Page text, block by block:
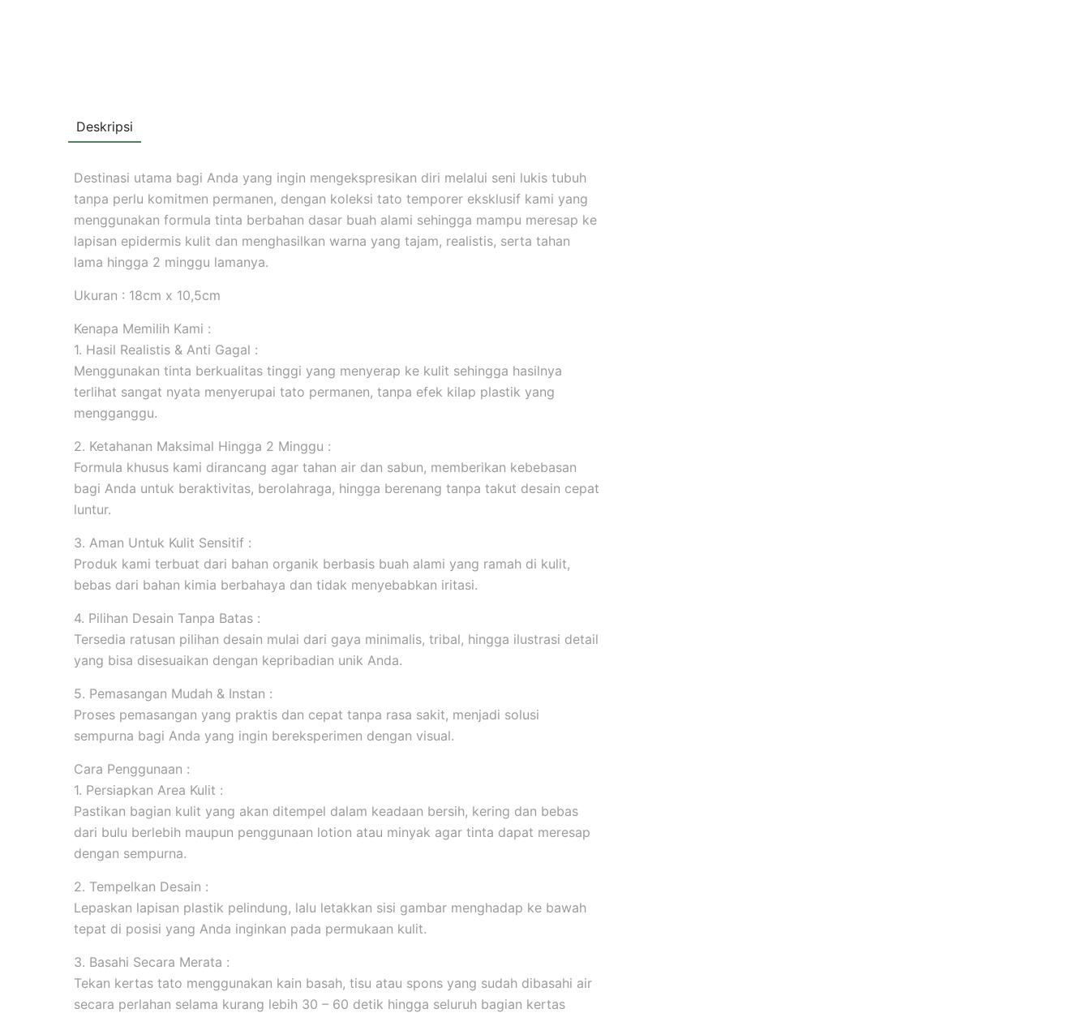
Deskripsi
Destinasi utama bagi Anda yang ingin mengekspresikan diri melalui seni lukis tubuh
tanpa perlu komitmen permanen, dengan koleksi tato temporer eksklusif kami yang
menggunakan formula tinta berbahan dasar buah alami sehingga mampu meresap ke
lapisan epidermis kulit dan menghasilkan warna yang tajam, realistis, serta tahan
lama hingga 2 minggu lamanya.
Ukuran : 18cm x 10,5cm
Kenapa Memilih Kami :
1. Hasil Realistis & Anti Gagal :
Menggunakan tinta berkualitas tinggi yang menyerap ke kulit sehingga hasilnya
terlihat sangat nyata menyerupai tato permanen, tanpa efek kilap plastik yang
mengganggu.
2. Ketahanan Maksimal Hingga 2 Minggu :
Formula khusus kami dirancang agar tahan air dan sabun, memberikan kebebasan
bagi Anda untuk beraktivitas, berolahraga, hingga berenang tanpa takut desain cepat
luntur.
3. Aman Untuk Kulit Sensitif :
Produk kami terbuat dari bahan organik berbasis buah alami yang ramah di kulit,
bebas dari bahan kimia berbahaya dan tidak menyebabkan iritasi.
4. Pilihan Desain Tanpa Batas :
Tersedia ratusan pilihan desain mulai dari gaya minimalis, tribal, hingga ilustrasi detail
yang bisa disesuaikan dengan kepribadian unik Anda.
5. Pemasangan Mudah & Instan :
Proses pemasangan yang praktis dan cepat tanpa rasa sakit, menjadi solusi
sempurna bagi Anda yang ingin bereksperimen dengan visual.
Cara Penggunaan :
1. Persiapkan Area Kulit :
Pastikan bagian kulit yang akan ditempel dalam keadaan bersih, kering dan bebas
dari bulu berlebih maupun penggunaan lotion atau minyak agar tinta dapat meresap
dengan sempurna.
2. Tempelkan Desain :
Lepaskan lapisan plastik pelindung, lalu letakkan sisi gambar menghadap ke bawah
tepat di posisi yang Anda inginkan pada permukaan kulit.
3. Basahi Secara Merata :
Tekan kertas tato menggunakan kain basah, tisu atau spons yang sudah dibasahi air
secara perlahan selama kurang lebih 30 – 60 detik hingga seluruh bagian kertas